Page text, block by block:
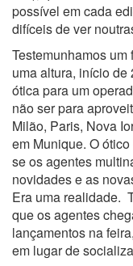
possível em cada
difíceis de ver
Testemunhamos
uma altura, início de
ótica para um
não ser para
Milão, Paris, Nova
em Munique. O
se os agentes
novidades e as
Era uma realidade.
que os agentes
lançamentos na
em lugar de